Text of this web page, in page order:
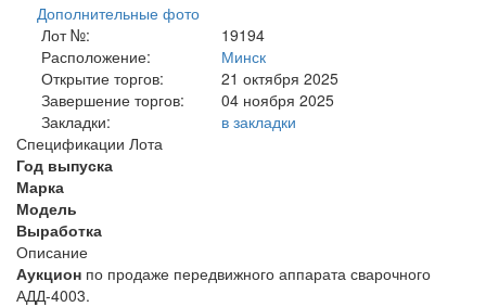
Дополнительные фото
Лот №:
19194
Расположение:
Минск
Открытие торгов:
21 октября 2025
Завершение торгов:
04 ноября 2025
Закладки:
в закладки
Спецификации Лота
Год выпуска
Марка
Модель
Выработка
Описание
Аукцион по продаже передвижного аппарата сварочного
АДД-4003.